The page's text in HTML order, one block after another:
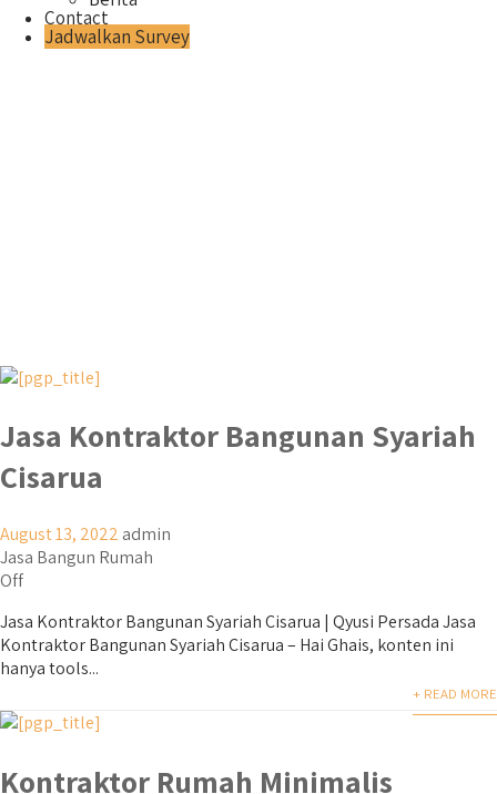
Contact
Jadwalkan Survey
Jasa Kontraktor Bangunan Syariah
Cisarua
August 13, 2022 admin
Jasa Bangun Rumah
Off
Jasa Kontraktor Bangunan Syariah Cisarua | Qyusi Persada Jasa
Kontraktor Bangunan Syariah Cisarua – Hai Ghais, konten ini
hanya tools...
+ READ MORE
Kontraktor Rumah Minimalis